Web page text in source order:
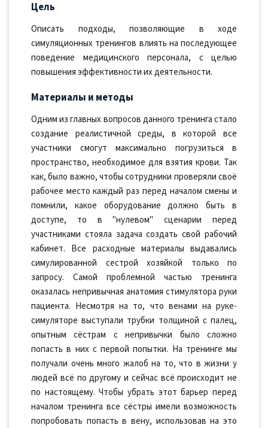
Цель
Описать подходы, позволяющие в ходе
симуляционных тренингов влиять на последующее
поведение медицинского персонала, с целью
повышения эффективности их деятельности.
Материалы и методы
Одним из главных вопросов данного тренинга стало
создание реалистичной среды, в которой все
участники смогут максимально погрузиться в
пространство, необходимое для взятия крови. Так
как, было важно, чтобы сотрудники проверяли своё
рабочее место каждый раз перед началом смены и
помнили, какое оборудование должно быть в
доступе, то в "нулевом" сценарии перед
участниками стояла задача создать свой рабочий
кабинет. Все расходные материалы выдавались
симулированной сестрой хозяйкой только по
запросу. Самой проблемной частью тренинга
оказалась непривычная анатомия стимулятора руки
пациента. Несмотря на то, что венами на руке-
симуляторе выступали трубки толщиной с палец,
опытным сёстрам с непривычки было сложно
попасть в них с первой попытки. На тренинге мы
получали очень много жалоб на то, что в жизни у
людей всё по другому и сейчас всё происходит не
по настоящему. Чтобы убрать этот барьер перед
началом тренинга все сёстры имели возможность
попробовать попасть в вену, использовав на это